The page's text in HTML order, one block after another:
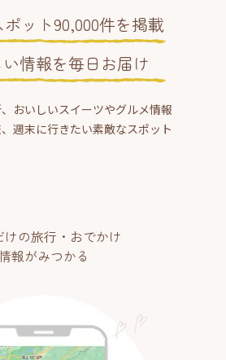
ット90,000件を掲載
情報を毎日お届け
おいしいスイーツやグルメ情報
週末に行きたい素敵なスポット
けの旅行・おでかけ
報がみつかる